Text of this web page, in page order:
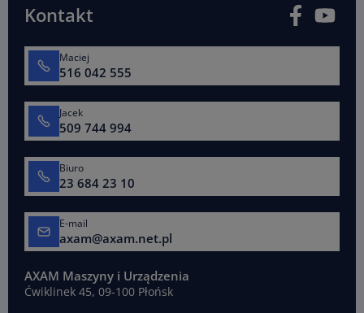
Kontakt Facebook
Maciej
516 042 555
Jacek
509 744 994
Biuro
23 684 23 10
E-mail
axam@axam.net.pl
AXAM Maszyny i Urządzenia
Ćwiklinek 45, 09-100 Płońsk